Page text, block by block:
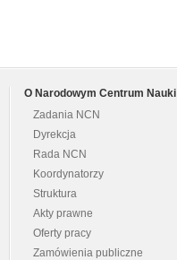
O Narodowym Centrum Nauki
Zadania NCN
Dyrekcja
Rada NCN
Koordynatorzy
Struktura
Akty prawne
Oferty pracy
Zamówienia publiczne